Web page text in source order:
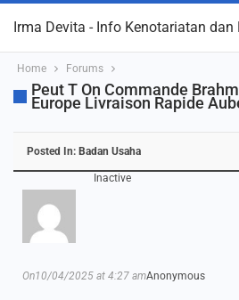
Irma Devita - Info Kenotariatan dan
Home Forums
Peut T On Commande
Europe Livraison Rapide
Posted In: Badan Usaha
Inactive
Anonymous
On10/04/2025 at 4:27 am